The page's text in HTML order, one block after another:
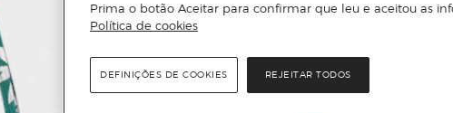
Prima o botão Aceitar para confirmar que leu e aceitou as
Política de cookies
REJEITAR TODOS
DEFINIÇÕES DE COOKIES